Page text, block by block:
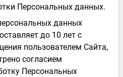
Персональных данных.
данных
до 10 лет с
пользователем Сайта,
согласием
Персональных